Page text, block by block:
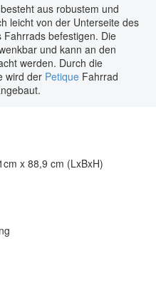
aus robustem und
leicht von der Unterseite des
befestigen. Die
und kann an den
werden. Durch die
wird der Petique Fahrrad
x 88,9 cm (LxBxH)